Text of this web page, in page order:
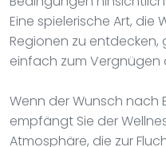
Eine spielerische Art, die
Regionen zu
einfach zum Vergnügen
Wenn der Wunsch nach
empfängt Sie der
Atmosphäre, die zur